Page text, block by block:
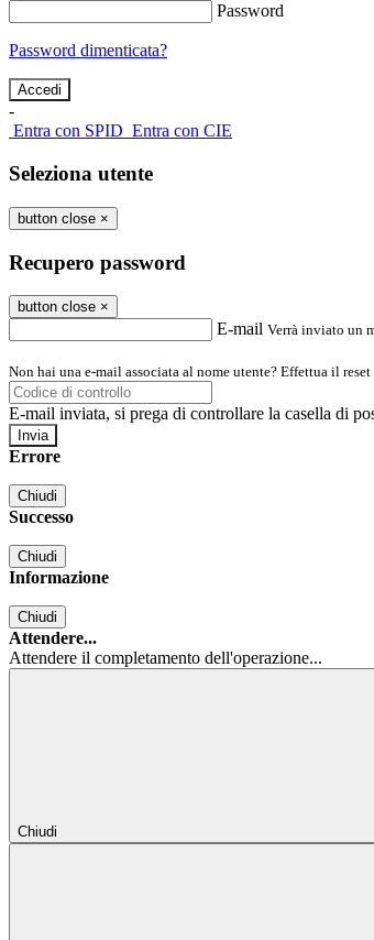
Password
Password dimenticata?
-
Entra con SPID Entra con CIE
Seleziona utente
button close ×
Recupero password
button close ×
E-mail Verrà inviato un
Non hai una e-mail associata al nome utente? Effettua il
E-mail inviata, si prega di controllare la casella di
Errore
Chiudi
Successo
Chiudi
Informazione
Chiudi
Attendere...
Attendere il completamento dell'operazione...
Chiudi